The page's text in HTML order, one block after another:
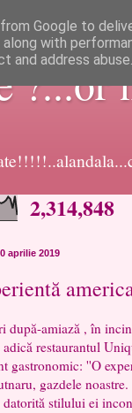
?...or
2,314,848
aprilie 2019
amiază , în incinta
restaurantul
gastronomic: ''O
gazdele noastre.
datorită stilului ei
Google to
along with
and address abuse.